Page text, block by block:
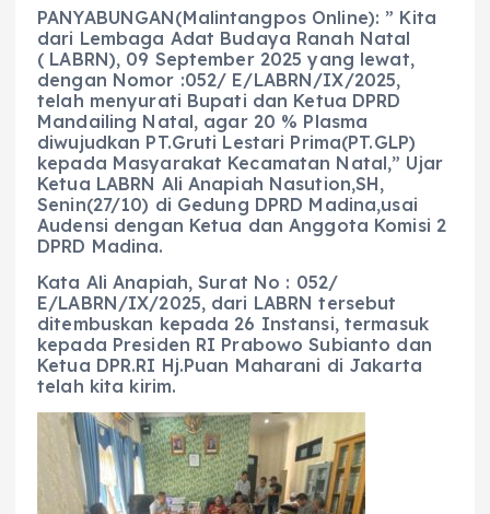
PANYABUNGAN(Malintangpos Online): ” Kita
dari Lembaga Adat Budaya Ranah Natal
( LABRN), 09 September 2025 yang lewat,
dengan Nomor :052/ E/LABRN/IX/2025,
telah menyurati Bupati dan Ketua DPRD
Mandailing Natal, agar 20 % Plasma
diwujudkan PT.Gruti Lestari Prima(PT.GLP)
kepada Masyarakat Kecamatan Natal,” Ujar
Ketua LABRN Ali Anapiah Nasution,SH,
Senin(27/10) di Gedung DPRD Madina,usai
Audensi dengan Ketua dan Anggota Komisi 2
DPRD Madina.
Kata Ali Anapiah, Surat No : 052/
E/LABRN/IX/2025, dari LABRN tersebut
ditembuskan kepada 26 Instansi, termasuk
kepada Presiden RI Prabowo Subianto dan
Ketua DPR.RI Hj.Puan Maharani di Jakarta
telah kita kirim.